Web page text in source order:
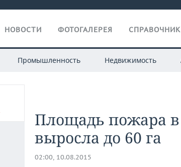
НОВОСТИ ФОТОГАЛЕРЕЯ СПРАВОЧНИК
Промышленность Недвижимость
Площадь пожара
выросла до 60 га
02:00, 10.08.2015